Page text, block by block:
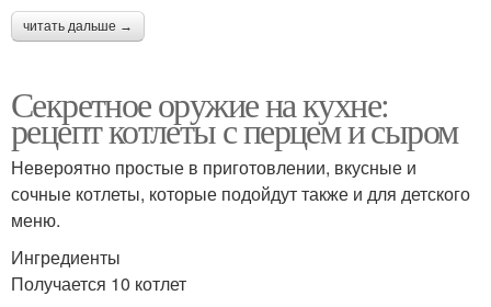
читать дальше →
Секретное оружие на кухне:
рецепт котлеты с перцем и сыром
Невероятно простые в приготовлении, вкусные и
сочные котлеты, которые подойдут также и для детского
меню.
Ингредиенты
Получается 10 котлет